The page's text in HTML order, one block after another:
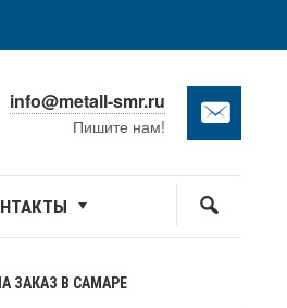
info@metall-smr.ru
Пишите нам!
ЗАКАЗ В САМАРЕ